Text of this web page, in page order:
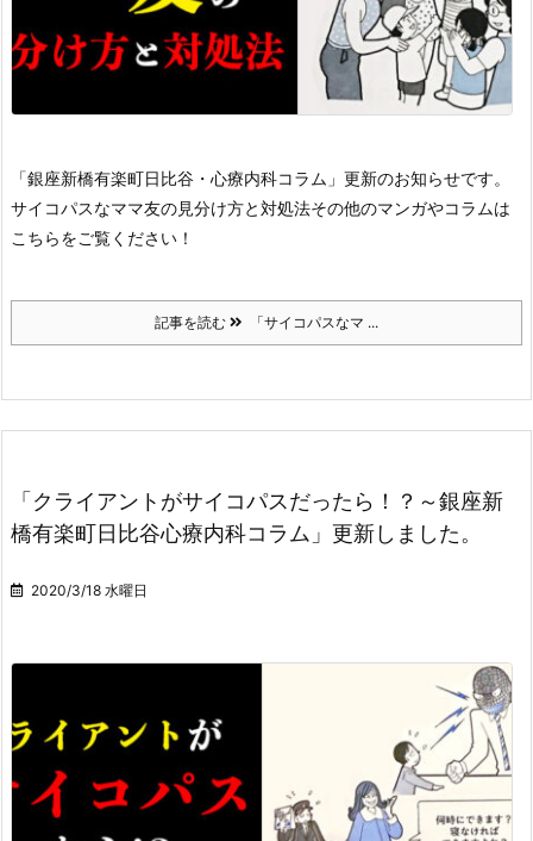
「銀座新橋有楽町日比谷・心療内科コラム」更新のお知らせです。
サイコパスなママ友の見分け方と対処法その他のマンガやコラムは
こちらをご覧ください！
記事を読む 「サイコパスなマ ...
「クライアントがサイコパスだったら！？～銀座新
橋有楽町日比谷心療内科コラム」更新しました。
2020/3/18 水曜日